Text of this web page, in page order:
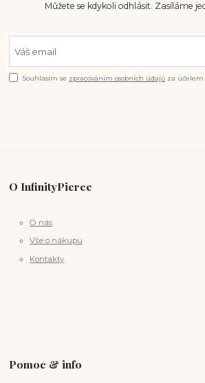
Můžete se kdykoli odhlásit. Zasíláme
Souhlasím se zpracováním osobních údajů za účelem
O InfinityPierce
O nás
Vše o nákupu
Kontakty
Pomoc & info